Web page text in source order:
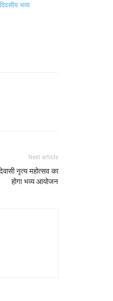
भव्य
Next article
नृत्य महोत्सव का
होगा भव्य आयोजन